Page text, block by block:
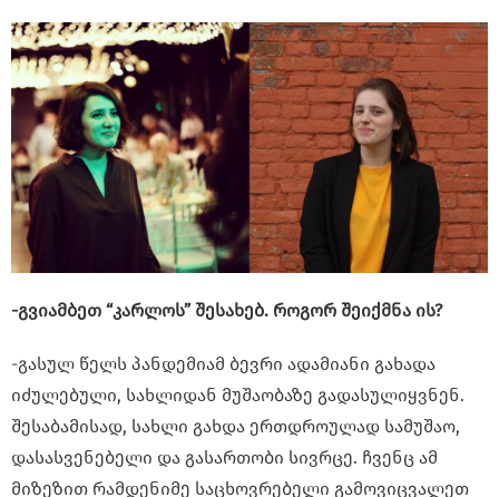
-გვიამბეთ “კარლოს” შესახებ. როგორ შეიქმნა ის?
-გასულ წელს პანდემიამ ბევრი ადამიანი გახადა
იძულებული, სახლიდან მუშაობაზე გადასულიყვნენ.
შესაბამისად, სახლი გახდა ერთდროულად სამუშაო,
დასასვენებელი და გასართობი სივრცე. ჩვენც ამ
მიზეზით რამდენიმე საცხოვრებელი გამოვიცვალეთ